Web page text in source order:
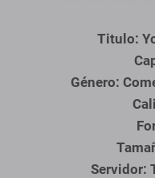
Titulo:
Género:
Servidor: